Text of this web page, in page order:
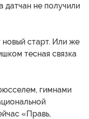
не получили
старт. Или же
тесная связка
гимнами
«Правь,